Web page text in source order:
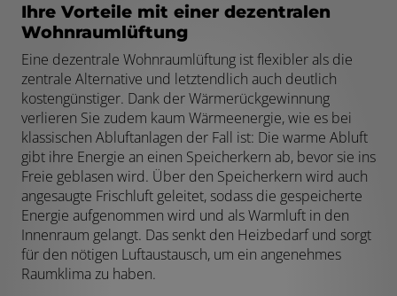
Ihre Vorteile mit einer dezentralen
Wohnraumlüftung
Eine dezentrale Wohnraumlüftung ist flexibler als die
zentrale Alternative und letztendlich auch deutlich
kostengünstiger. Dank der Wärmerückgewinnung
verlieren Sie zudem kaum Wärmeenergie, wie es bei
klassischen Abluftanlagen der Fall ist: Die warme Abluft
gibt ihre Energie an einen Speicherkern ab, bevor sie ins
Freie geblasen wird. Über den Speicherkern wird auch
angesaugte Frischluft geleitet, sodass die gespeicherte
Energie aufgenommen wird und als Warmluft in den
Innenraum gelangt. Das senkt den Heizbedarf und sorgt
für den nötigen Luftaustausch, um ein angenehmes
Raumklima zu haben.